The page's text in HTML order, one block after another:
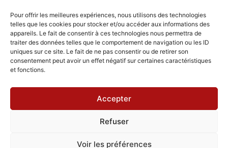
Pour offrir les meilleures expériences, nous utilisons des technologies
telles que les cookies pour stocker et/ou accéder aux informations des
appareils. Le fait de consentir à ces technologies nous permettra de
traiter des données telles que le comportement de navigation ou les ID
uniques sur ce site. Le fait de ne pas consentir ou de retirer son
consentement peut avoir un effet négatif sur certaines caractéristiques
et fonctions.
Accepter
Refuser
Voir les préférences
Les compositeurs
Le répertoire
Inviter
Feedback
Les séjours
musicaux
Accordissimo
L'application
Politique de cookies